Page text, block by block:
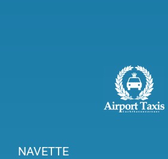
NAVETTE